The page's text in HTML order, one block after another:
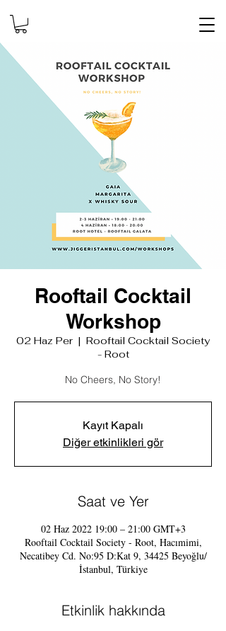
Rooftail Cocktail
Workshop
02 Haz Per
  |
Rooftail Cocktail Society
- Root
No Cheers, No Story!
Kayıt Kapalı
Diğer etkinlikleri gör
Saat ve Yer
02 Haz 2022 19:00 – 21:00 GMT+3
Rooftail Cocktail Society - Root, Hacımimi,
Necatibey Cd. No:95 D:Kat 9, 34425 Beyoğlu/
İstanbul, Türkiye
Etkinlik hakkında